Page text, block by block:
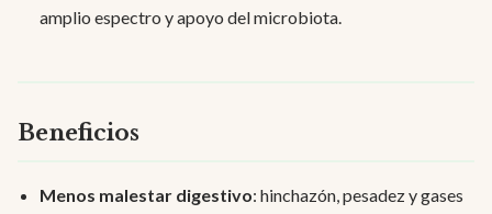
amplio espectro y apoyo del microbiota.
Beneficios
Menos malestar digestivo: hinchazón, pesadez y gases